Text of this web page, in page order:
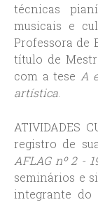
técnicas
musicais e
Professora de
título de
com a tese A
artística
ATIVIDADES
registro de
AFLAG nº 2 -
seminários e
integrante do